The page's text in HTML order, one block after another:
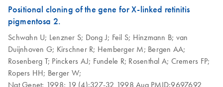
Positional cloning of the gene for X-linked retinitis
pigmentosa 2.
Schwahn U; Lenzner S; Dong J; Feil S; Hinzmann B; van
Duijnhoven G; Kirschner R; Hemberger M; Bergen AA;
Rosenberg T; Pinckers AJ; Fundele R; Rosenthal A; Cremers FP;
Ropers HH; Berger W;
Nat Genet; 1998; 19 (4):327-32 1998 Aug PMID:9697692